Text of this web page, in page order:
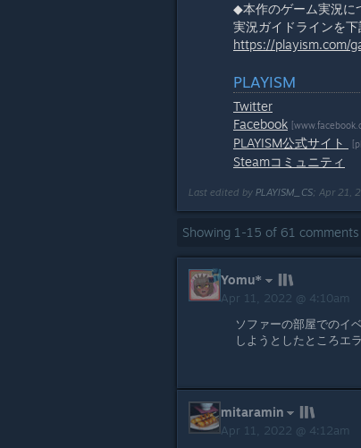
◆本作のゲーム実況に
実況ガイドラインを
https://playism.com/
PLAYISM
Twitter
Facebook
PLAYISM公式サイト
Steamコミュニティ
Last edited by PLAYISM_CS; Apr 21,
Showing 1 -15 of 61 comments
Yomu*
Apr 11, 2022 @ 4:10am
ソファーの部屋でのイ
しようとしたところエ
mitaramin
Apr 11, 2022 @ 4:12am